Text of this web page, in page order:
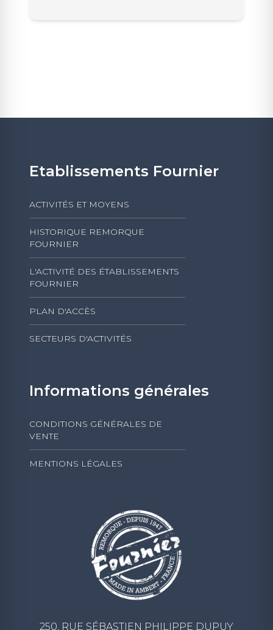
Etablissements Fournier
ACTIVITÉS ET MOYENS
HISTORIQUE REMORQUE
FOURNIER
L'ACTIVITÉ DES ÉTABLISSEMENTS
FOURNIER
PLAN D'ACCÈS
SECTEURS D'ACTIVITÉS
Informations générales
CONDITIONS GÉNÉRALES DE
VENTE
MENTIONS LÉGALES
250, RUE SÉBASTIEN PHILIPPE DUPUY